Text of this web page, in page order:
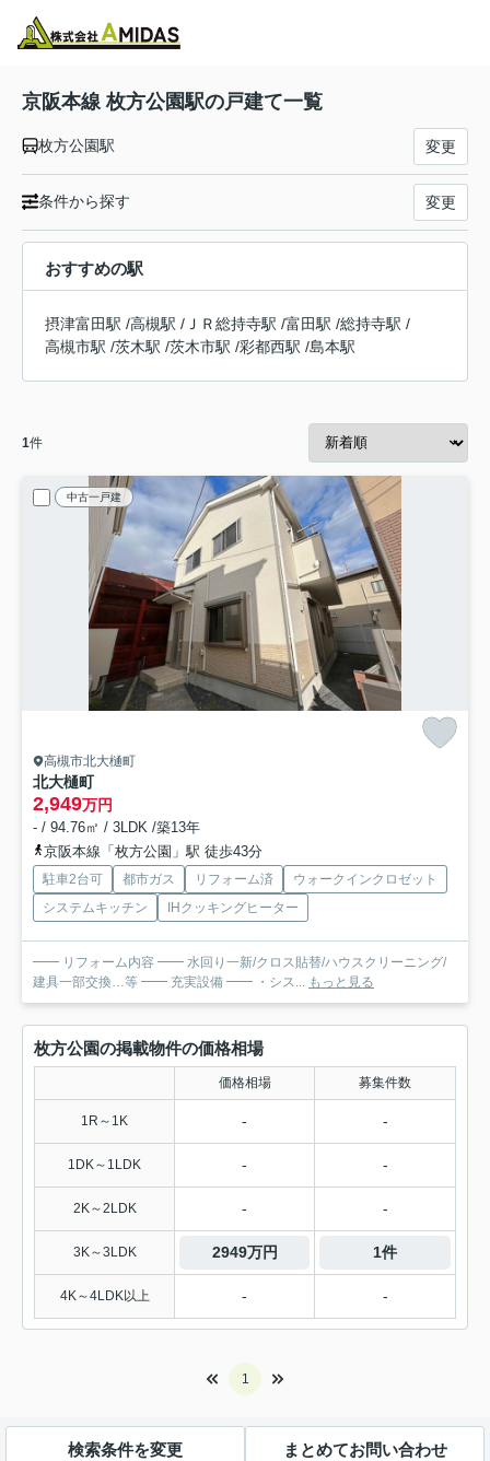
京阪本線 枚方公園駅の戸建て一覧
枚方公園駅 変更
条件から探す 変更
おすすめの駅
摂津富田駅 /高槻駅 / ＪＲ総持寺駅 /富田駅 /総持寺駅 /
高槻市駅 /茨木駅 /茨木市駅 /彩都西駅 /島本駅
1件
中古一戸建
高槻市北大樋町
北大樋町
2,949万円
- / 94.76㎡ / 3LDK /築13年
京阪本線「枚方公園」駅 徒歩43分
駐車2台可 都市ガス リフォーム済
ウォークインクロゼット
システムキッチン
IHクッキングヒーター
━━ リフォーム内容 ━━ 水回り一新/クロス貼替/ハウスクリーニング/
建具一部交換…等 ━━ 充実設備 ━━ ・シス...
もっと見る
枚方公園の掲載物件の価格相場
価格相場 募集件数
1R～1K - -
1DK～1LDK - -
2K～2LDK - -
3K～3LDK 2949万円 1件
4K～4LDK以上 - -
1
検索条件を変更 まとめてお問い合わせ